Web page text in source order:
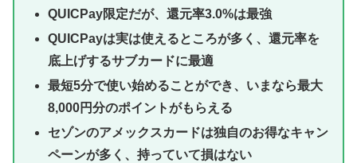
QUICPay限定だが、還元率3.0%は最強
QUICPayは実は使えるところが多く、還元率を
底上げするサブカードに最適
最短5分で使い始めることができ、いまなら最大
8,000円分のポイントがもらえる
セゾンのアメックスカードは独自のお得なキャン
ペーンが多く、持っていて損はない